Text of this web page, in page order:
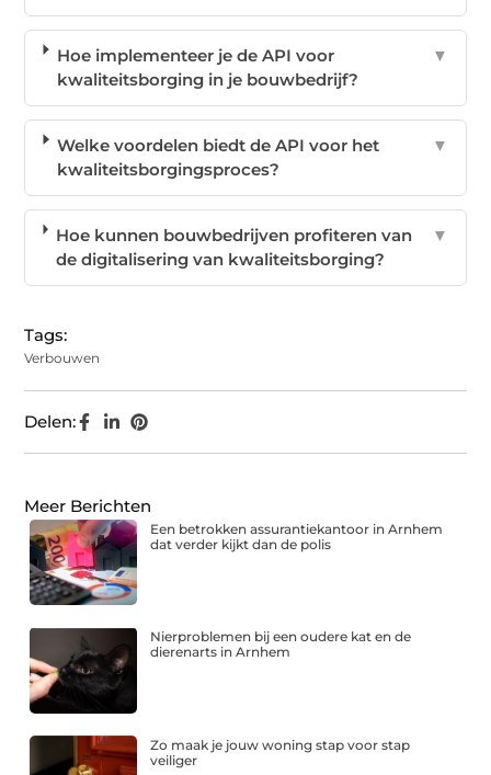
Hoe implementeer je de API voor
kwaliteitsborging in je bouwbedrijf?
▼
Welke voordelen biedt de API voor het
kwaliteitsborgingsproces?
▼
Hoe kunnen bouwbedrijven profiteren van
de digitalisering van kwaliteitsborging?
▼
Tags:
Verbouwen
Delen:
Meer Berichten
Een betrokken assurantiekantoor in Arnhem
dat verder kijkt dan de polis
Nierproblemen bij een oudere kat en de
dierenarts in Arnhem
Zo maak je jouw woning stap voor stap
veiliger